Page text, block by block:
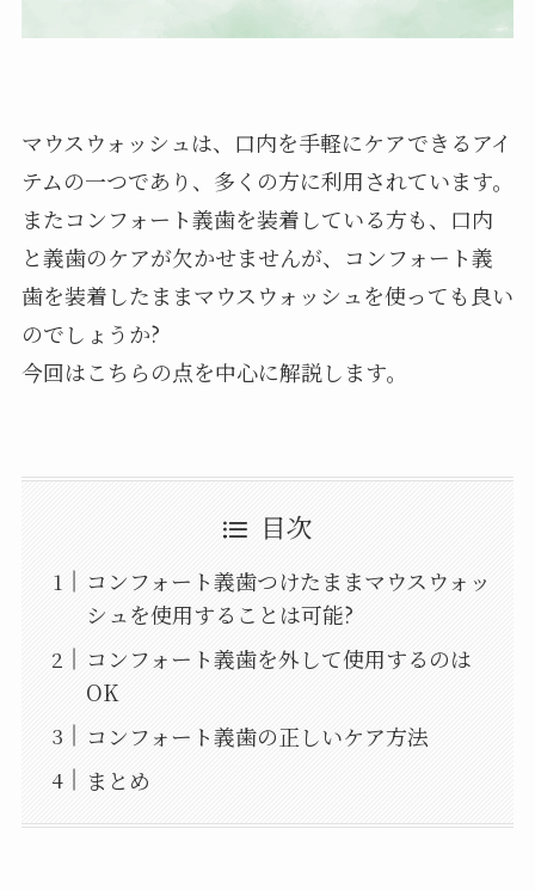
マウスウォッシュは、口内を手軽にケアできるアイ
テムの一つであり、多くの方に利用されています。
またコンフォート義歯を装着している方も、口内
と義歯のケアが欠かせませんが、コンフォート義
歯を装着したままマウスウォッシュを使っても良い
のでしょうか?
今回はこちらの点を中心に解説します。
目次
コンフォート義歯つけたままマウスウォッ
シュを使用することは可能?
コンフォート義歯を外して使用するのは
OK
コンフォート義歯の正しいケア方法
まとめ